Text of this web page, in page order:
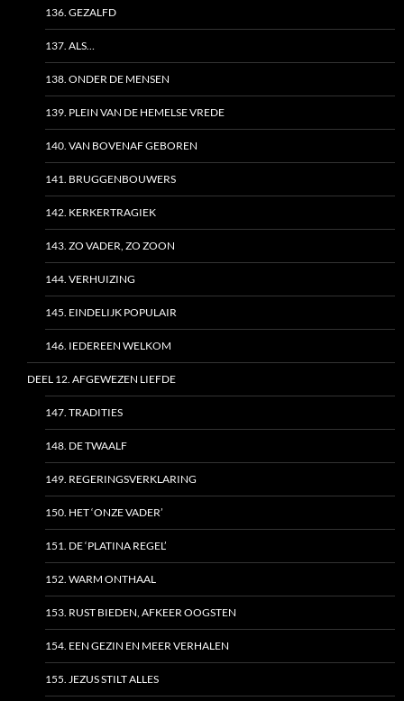
136. GEZALFD
137. ALS…
138. ONDER DE MENSEN
139. PLEIN VAN DE HEMELSE VREDE
140. VAN BOVENAF GEBOREN
141. BRUGGENBOUWERS
142. KERKERTRAGIEK
143. ZO VADER, ZO ZOON
144. VERHUIZING
145. EINDELIJK POPULAIR
146. IEDEREEN WELKOM
DEEL 12. AFGEWEZEN LIEFDE
147. TRADITIES
148. DE TWAALF
149. REGERINGSVERKLARING
150. HET ‘ONZE VADER’
151. DE ‘PLATINA REGEL’
152. WARM ONTHAAL
153. RUST BIEDEN, AFKEER OOGSTEN
154. EEN GEZIN EN MEER VERHALEN
155. JEZUS STILT ALLES